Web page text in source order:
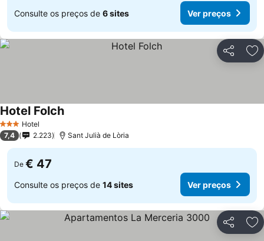
Consulte os preços de 6 sites Ver preços
Partilhar
3 EstrelasHotel
Hotel FolchVer preços
7,4 2.223 Sant Julià de Lòria
De € 47
Consulte os preços de 14 sites Ver preços
Partilhar